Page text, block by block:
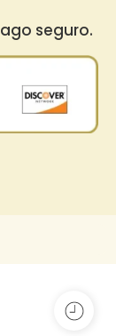
seguro.